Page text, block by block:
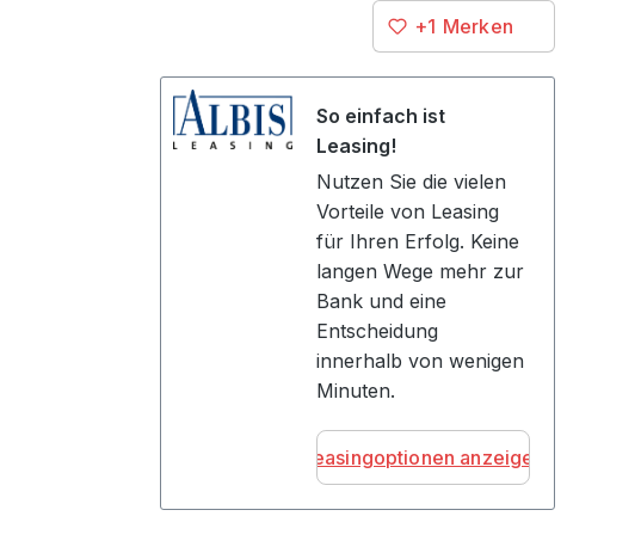
+1
So einfach ist
Leasing!
Nutzen Sie die vielen
Vorteile von Leasing
für Ihren Erfolg. Keine
langen Wege mehr zur
Bank und eine
Entscheidung
innerhalb von wenigen
Minuten.
Leasingoptionen anzeigen